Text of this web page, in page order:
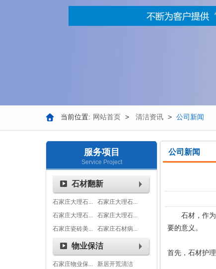
当前位置: 网站首页 > 清洁资讯 > 公司新闻
服务项目
Service Project
石材翻新
石家庄大理石...
石家庄大理石...
石家庄大理石...
石家庄大理石...
石家庄瓷砖美...
石家庄石材病...
物业保洁
石家庄物业保...
新居开荒清洁
公司新闻
石材，作
要的意义。
首先，石材护